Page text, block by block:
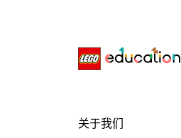
关于我们